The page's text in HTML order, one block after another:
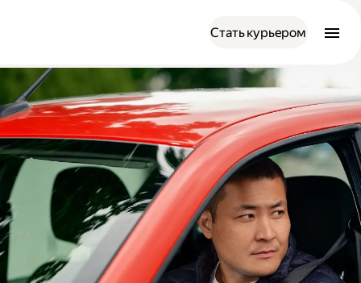
Стать курьером